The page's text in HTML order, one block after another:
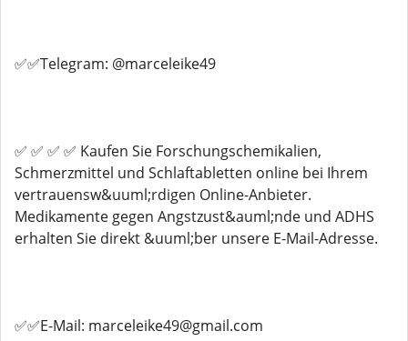
✅✅Telegram: @marceleike49
✅ ✅ ✅ ✅ Kaufen Sie Forschungschemikalien,
Schmerzmittel und Schlaftabletten online bei Ihrem
vertrauensw&uuml;rdigen Online-Anbieter.
Medikamente gegen Angstzust&auml;nde und ADHS
erhalten Sie direkt &uuml;ber unsere E-Mail-Adresse.
✅✅E-Mail: marceleike49@gmail.com